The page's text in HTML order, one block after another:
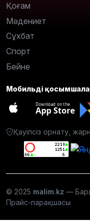
Қоғам
Мәдениет
Сұхбат
Спорт
Бейне
Мобильді
Download on the
App Store
Қауіпсіз орнату,
© 2025 malim.kz —
Прайс-парақшасы